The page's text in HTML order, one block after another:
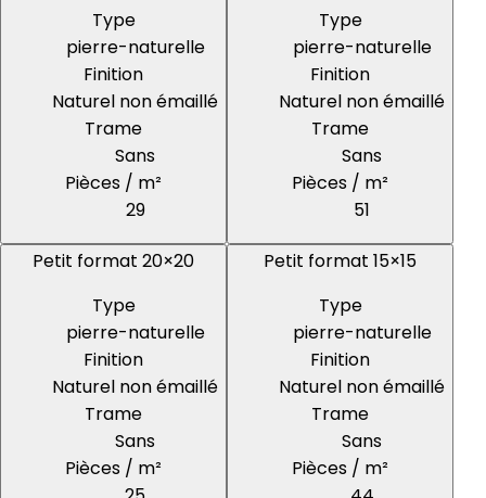
Type
pierre-naturelle
Finition
Naturel non émaillé
Trame
Sans
Pièces / m²
29
Type
pierre-naturelle
Finition
Naturel non émaillé
Trame
Sans
Pièces / m²
51
Petit format 20×20
Type
pierre-naturelle
Finition
Naturel non émaillé
Trame
Sans
Pièces / m²
Petit format 15×15
Type
pierre-naturelle
Finition
Naturel non émaillé
Trame
Sans
Pièces / m²